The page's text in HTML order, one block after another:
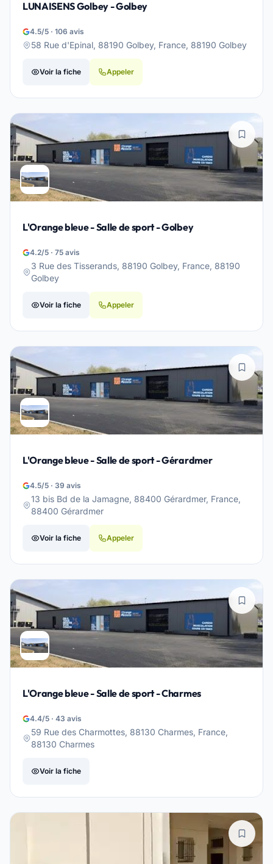
LUNAISENS Golbey - Golbey
4.5/5 · 106 avis
58 Rue d'Epinal, 88190 Golbey, France, 88190 Golbey
Voir la fiche Appeler
L'Orange bleue - Salle de sport - Golbey
4.2/5 · 75 avis
3 Rue des Tisserands, 88190 Golbey, France, 88190
Golbey
Voir la fiche Appeler
L'Orange bleue - Salle de sport - Gérardmer
4.5/5 · 39 avis
13 bis Bd de la Jamagne, 88400 Gérardmer, France,
88400 Gérardmer
Voir la fiche Appeler
L'Orange bleue - Salle de sport - Charmes
4.4/5 · 43 avis
59 Rue des Charmottes, 88130 Charmes, France,
88130 Charmes
Voir la fiche